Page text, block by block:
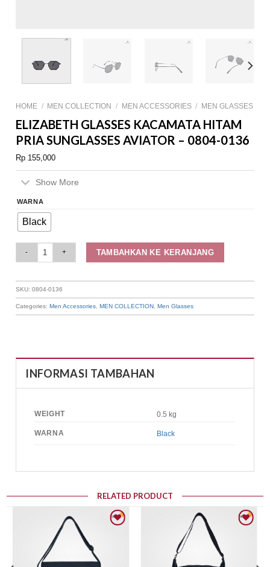
HOME / MEN COLLECTION / MEN ACCESSORIES / MEN GLASSES
ELIZABETH GLASSES KACAMATA HITAM
PRIA SUNGLASSES AVIATOR – 0804-0136
Rp 155,000
Show More
WARNA
Black
TAMBAHKAN KE KERANJANG
SKU:0804-0136
Categories:Men Accessories ,MEN COLLECTION ,Men Glasses
INFORMASI TAMBAHAN
WEIGHT 0.5 kg
WARNA Black
RELATED PRODUCT
Add to wishlist Add to wishlist